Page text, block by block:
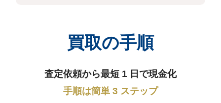
買取の手順
査定依頼から最短 1 日で現金化
手順は簡単 3 ステップ